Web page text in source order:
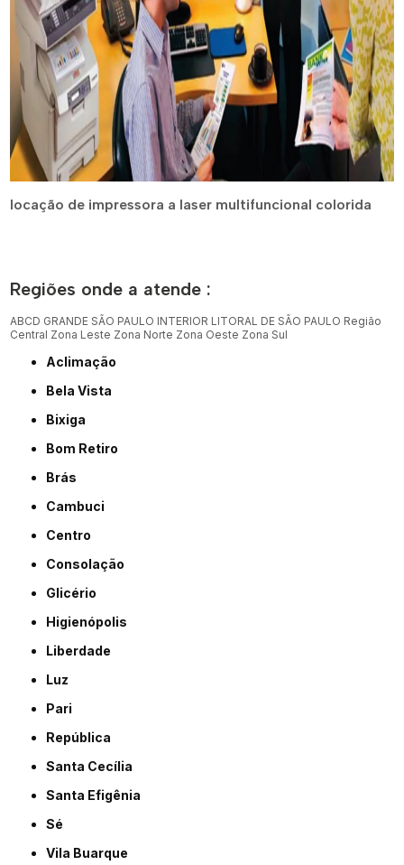
locação de impressora a laser multifuncional colorida
Regiões onde a atende :
ABCD GRANDE SÃO PAULO INTERIOR LITORAL DE SÃO PAULO Região
Central Zona Leste Zona Norte Zona Oeste Zona Sul
Aclimação
Bela Vista
Bixiga
Bom Retiro
Brás
Cambuci
Centro
Consolação
Glicério
Higienópolis
Liberdade
Luz
Pari
República
Santa Cecília
Santa Efigênia
Sé
Vila Buarque